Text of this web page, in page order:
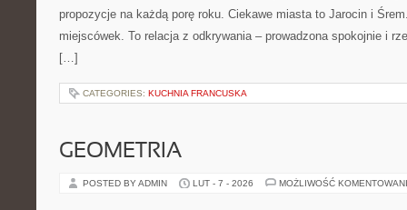
propozycje na każdą porę roku. Ciekawe miasta to Jarocin i
miejscówek. To relacja z odkrywania – prowadzona spokojnie i
[…]
CATEGORIES: KUCHNIA FRANCUSKA
GEOMETRIA
POSTED BY ADMIN LUT - 7 - 2026 MOŻLIWOŚĆ